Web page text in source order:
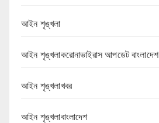
আইন শৃঙ্খলা
আইন শৃঙ্খলাকরোনাভাইরাস আপডেট বাংলাদেশ
আইন শৃঙ্খলাখবর
আইন শৃঙ্খলাবাংলাদেশ